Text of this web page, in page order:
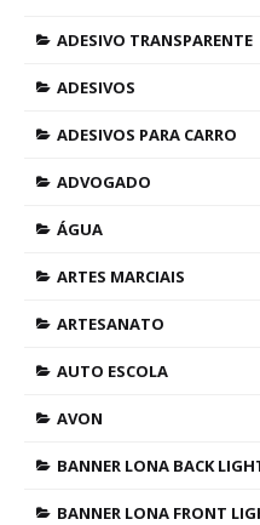
ADESIVO TRANSPARENTE
ADESIVOS
ADESIVOS PARA CARRO
ADVOGADO
ÁGUA
ARTES MARCIAIS
ARTESANATO
AUTO ESCOLA
AVON
BANNER LONA BACK
BANNER LONA FRONT